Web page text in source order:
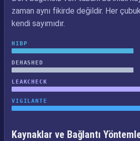
zaman aynı fikirde değildir. Her
kendi sayımıdır.
HIBP
DEHASHED
LEAKCHECK
VIGILANTE
Kaynaklar ve Bağlantı